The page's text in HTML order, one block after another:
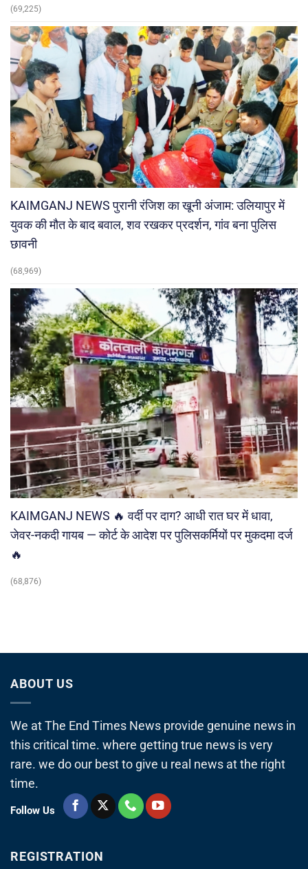
(69,225)
KAIMGANJ NEWS पुरानी रंजिश का खूनी अंजाम: उलियापुर में
युवक की मौत के बाद बवाल, शव रखकर प्रदर्शन, गांव बना पुलिस
छावनी
(68,969)
KAIMGANJ NEWS 🔥 वर्दी पर दाग? आधी रात घर में धावा,
जेवर-नकदी गायब — कोर्ट के आदेश पर पुलिसकर्मियों पर मुकदमा दर्ज
🔥
(68,876)
ABOUT US
We at The End Times News provide genuine news in
this critical time. where getting true news is very
rare. we do our best to give u real news at the right
time.
Follow Us
REGISTRATION